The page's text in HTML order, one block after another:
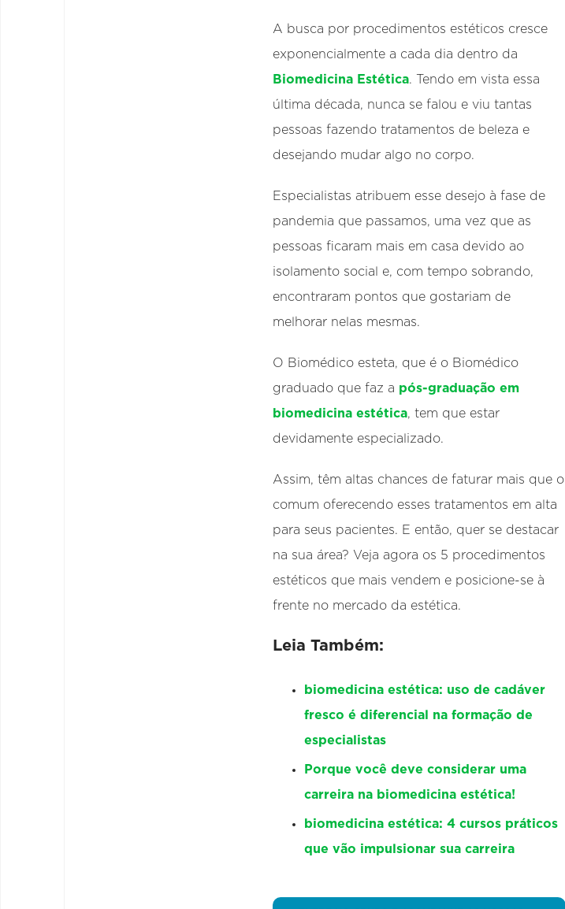
A busca por procedimentos estéticos cresce
exponencialmente a cada dia dentro da
Biomedicina Estética. Tendo em vista essa
última década, nunca se falou e viu tantas
pessoas fazendo tratamentos de beleza e
desejando mudar algo no corpo.
Especialistas atribuem esse desejo à fase de
pandemia que passamos, uma vez que as
pessoas ficaram mais em casa devido ao
isolamento social e, com tempo sobrando,
encontraram pontos que gostariam de
melhorar nelas mesmas.
O Biomédico esteta, que é o Biomédico
graduado que faz a pós-graduação em
biomedicina estética, tem que estar
devidamente especializado.
Assim, têm altas chances de faturar mais que o
comum oferecendo esses tratamentos em alta
para seus pacientes. E então, quer se destacar
na sua área? Veja agora os 5 procedimentos
estéticos que mais vendem e posicione-se à
frente no mercado da estética.
Leia Também:
biomedicina estética: uso de cadáver
fresco é diferencial na formação de
especialistas
Porque você deve considerar uma
carreira na biomedicina estética!
biomedicina estética: 4 cursos práticos
que vão impulsionar sua carreira